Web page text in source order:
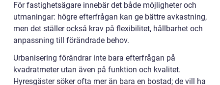
För fastighetsägare innebär det både möjligheter och
utmaningar: högre efterfrågan kan ge bättre avkastning,
men det ställer också krav på flexibilitet, hållbarhet och
anpassning till förändrade behov.
Urbanisering förändrar inte bara efterfrågan på
kvadratmeter utan även på funktion och kvalitet.
Hyresgäster söker ofta mer än bara en bostad; de vill ha